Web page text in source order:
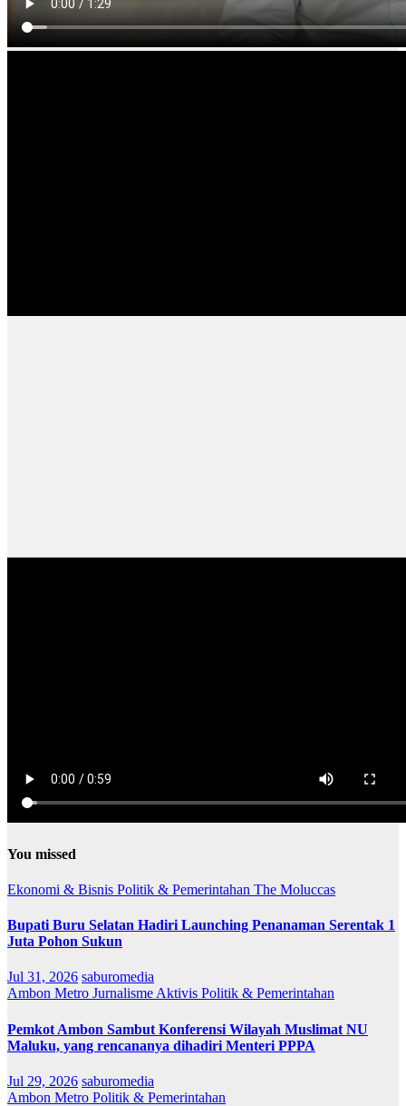
You missed
Ekonomi & Bisnis Politik & Pemerintahan The Moluccas
Bupati Buru Selatan Hadiri Launching Penanaman Serentak 1
Juta Pohon Sukun
Jul 31, 2026 saburomedia
Ambon Metro Jurnalisme Aktivis Politik & Pemerintahan
Pemkot Ambon Sambut Konferensi Wilayah Muslimat NU
Maluku, yang rencananya dihadiri Menteri PPPA
Jul 29, 2026 saburomedia
Ambon Metro Politik & Pemerintahan